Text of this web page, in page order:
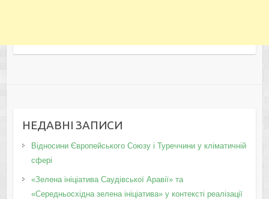
НЕДАВНІ ЗАПИСИ
Відносини Європейського Союзу і Туреччини у кліматичній
сфері
«Зелена ініціатива Саудівської Аравії» та
«Середньосхідна зелена ініціатива» у контексті реалізації